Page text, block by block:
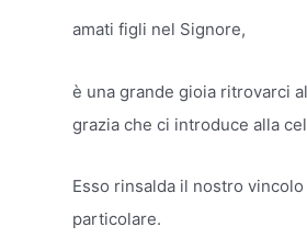
amati figli nel Signore,
è una grande gioia ritrovarci
grazia che ci introduce alla
Esso rinsalda il nostro
particolare.